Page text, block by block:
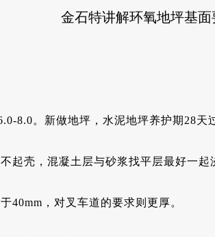
金石特讲解环氧地坪基面
8.0。新做地坪，水泥地坪养护期28天
起壳，混凝土层与砂浆找平层最好一起
40mm，对叉车道的要求则更厚。